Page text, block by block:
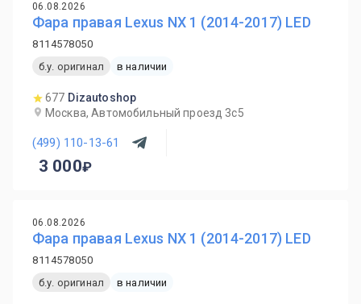
06.08.2026
Фара правая Lexus NX 1 (2014-2017) LED
8114578050
б.у. оригинал
в наличии
677 Dizautoshop
Москва, Автомобильный проезд 3с5
(499) 110-13-61
3 000
06.08.2026
Фара правая Lexus NX 1 (2014-2017) LED
8114578050
б.у. оригинал
в наличии